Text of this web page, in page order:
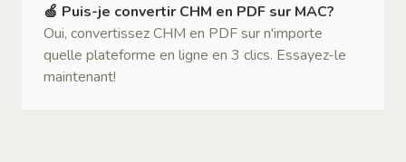
🍏 Puis-je convertir CHM en PDF sur MAC?
Oui, convertissez CHM en PDF sur n'importe
quelle plateforme en ligne en 3 clics. Essayez-le
maintenant!